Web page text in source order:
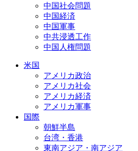
中国社会問題
中国経済
中国軍事
中共浸透工作
中国人権問題
米国
アメリカ政治
アメリカ社会
アメリカ経済
アメリカ軍事
国際
朝鮮半島
台湾・香港
東南アジア・南アジア